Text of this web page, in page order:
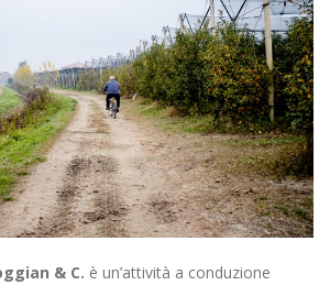
& C. è un’attività a conduzione